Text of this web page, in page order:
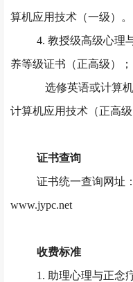
算机应用技术（一级）。
4. 教授级高级心理
养等级证书（正高级）；
选修英语或计算
计算机应用技术（正高级
证书查询
证书统一查询网址：
www.jypc.net
收费标准
1. 助理心理与正念